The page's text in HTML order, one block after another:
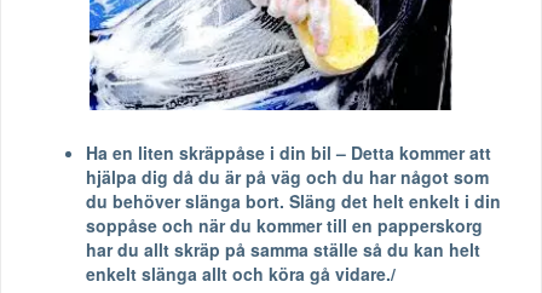
Ha en liten skräppåse i din bil – Detta kommer att
hjälpa dig då du är på väg och du har något som
du behöver slänga bort. Släng det helt enkelt i din
soppåse och när du kommer till en papperskorg
har du allt skräp på samma ställe så du kan helt
enkelt slänga allt och köra gå vidare./